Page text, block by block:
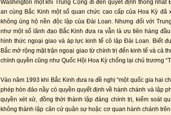
Washington một khi Trung Cộng đi đến quyết định thống
an cùng Bắc Kinh một số quan chức cao cấp của Hoa Kỳ đã
không ủng hộ nền độc lập của Đài Loan. Nhưng đối với
như một số lãnh đạo Bắc Kinh đưa ra vẫn là ưu tiên hàng
hình thức ngoại giao và áp lực kinh tế cô lập Đài Loan. Biết
Bắc mở rộng mặt trận ngoại giao từ chính trị đến kinh tế và cả
chính quyền cũng như Quốc Hội Hoa Kỳ chống lại chủ trương
Vào năm 1993 khi Bắc Kinh đưa ra đề nghị “một quốc gia hai
phép hòn đảo nầy có quyền quyết định về hành chánh và lập
quyền xét xử, đồng thời thành lập đảng chính trị, kiểm soát
không thành lập căn cứ quân sự hoặc cơ quan hành chánh